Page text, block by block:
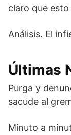
claro que
Análisis. El
Últimas
Purga y
sacude al
Minuto a